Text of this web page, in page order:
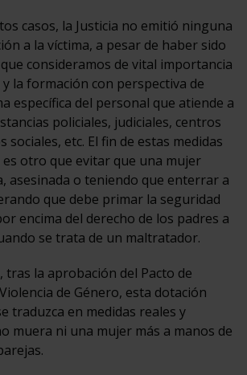
casos, la Justicia no emitió ninguna
a la víctima, a pesar de haber sido
consideramos de vital importancia
la formación con perspectiva de
específica del personal que atiende a
policiales, judiciales, centros
sociales, etc. El fin de estas medidas
otro que evitar que una mujer
asesinada o teniendo que enterrar a
que debe primar la seguridad
encima del derecho de los padres a
se trata de un maltratador.
tras la aprobación del Pacto de
de Género, esta dotación
traduzca en medidas reales y
muera ni una mujer más a manos de